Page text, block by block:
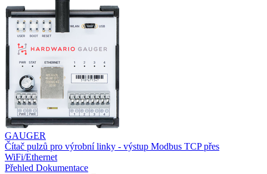
GAUGER
Čítač pulzů pro výrobní linky - výstup Modbus TCP přes
WiFi/Ethernet
Přehled Dokumentace